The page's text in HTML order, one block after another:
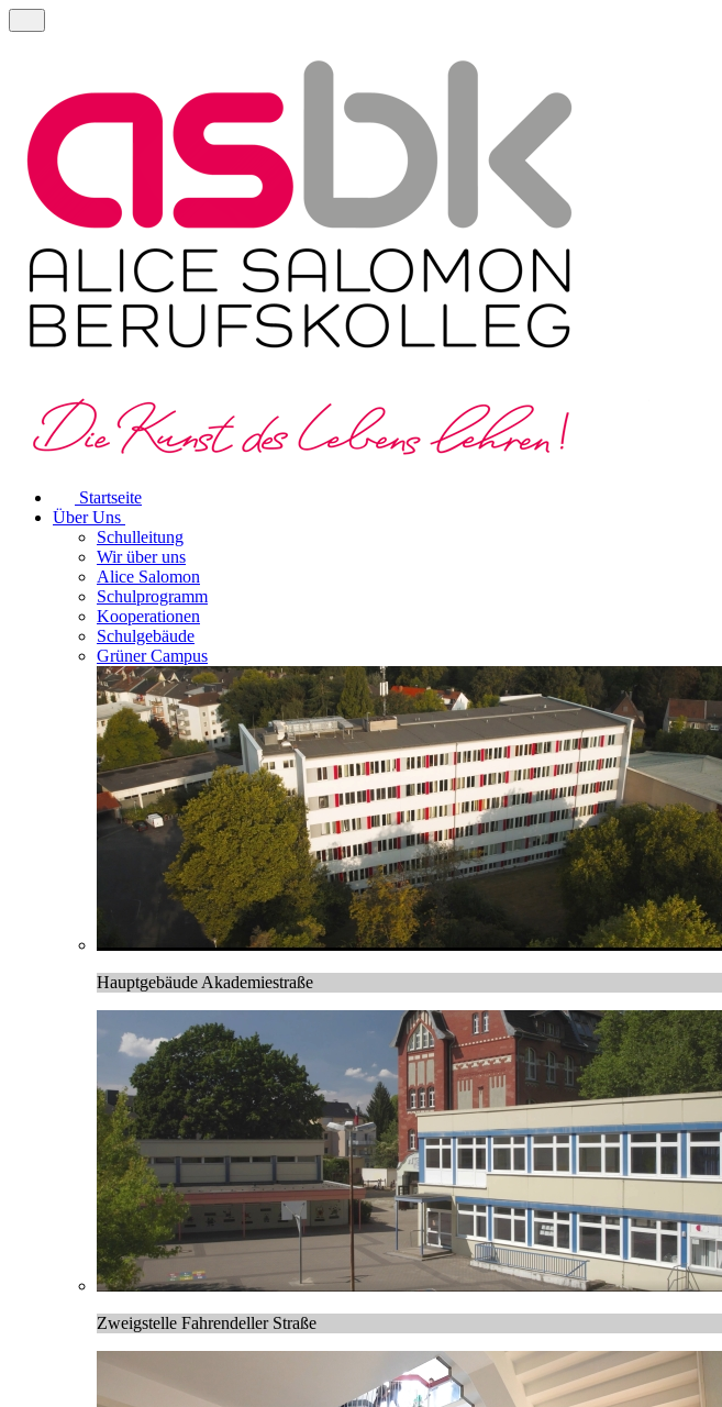
Startseite
Über Uns
Schulleitung
Wir über uns
Alice Salomon
Schulprogramm
Kooperationen
Schulgebäude
Grüner Campus
Hauptgebäude Akademiestraße
Zweigstelle Fahrendeller Straße